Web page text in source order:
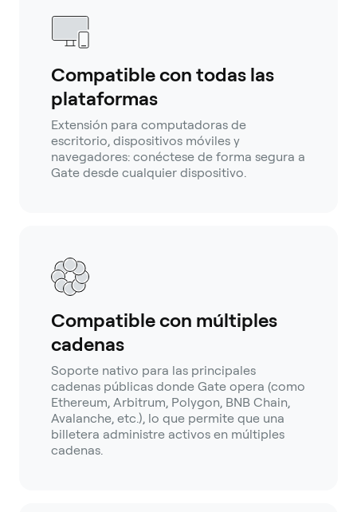
Compatible con todas las
plataformas
Extensión para computadoras de
escritorio, dispositivos móviles y
navegadores: conéctese de forma segura a
Gate desde cualquier dispositivo.
Compatible con múltiples
cadenas
Soporte nativo para las principales
cadenas públicas donde Gate opera (como
Ethereum, Arbitrum, Polygon, BNB Chain,
Avalanche, etc.), lo que permite que una
billetera administre activos en múltiples
cadenas.